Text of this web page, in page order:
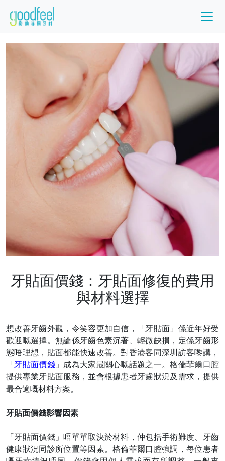
牙貼面價錢：牙貼面修復的費用
與材料選擇
想改善牙齒外觀，令笑容更加自信，「牙貼面」係近年好受
歡迎嘅選擇。無論係牙齒色素沉著、輕微缺損，定係牙齒形
態唔理想，貼面都能快速改善。對香港客同深圳訪客嚟講，
「 牙貼面價錢」成為大家最關心嘅話題之一。格倫菲爾口腔
提供專業牙貼面服務，並會根據患者牙齒狀況及需求，提供
最合適嘅材料方案。
牙貼面價錢影響因素
「牙貼面價錢」唔單單取決於材料，仲包括手術難度、牙齒
健康狀況同診所位置等因素。格倫菲爾口腔強調，每位患者